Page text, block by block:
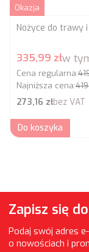
Okazja
Nożyce do trawy i
Cena
335,99 złw
Cena regularna:
Najniższa cena:
Cena netto
273,16 złbez VAT
Do koszyka
Zapisz się
Podaj swój adres
o nowościach i